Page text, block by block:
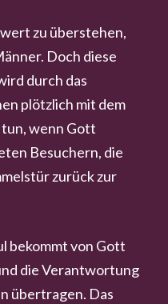
zu überstehen,
Doch diese
durch das
plötzlich mit dem
wenn Gott
Besuchern, die
zurück zur
bekommt von Gott
die Verantwortung
übertragen. Das